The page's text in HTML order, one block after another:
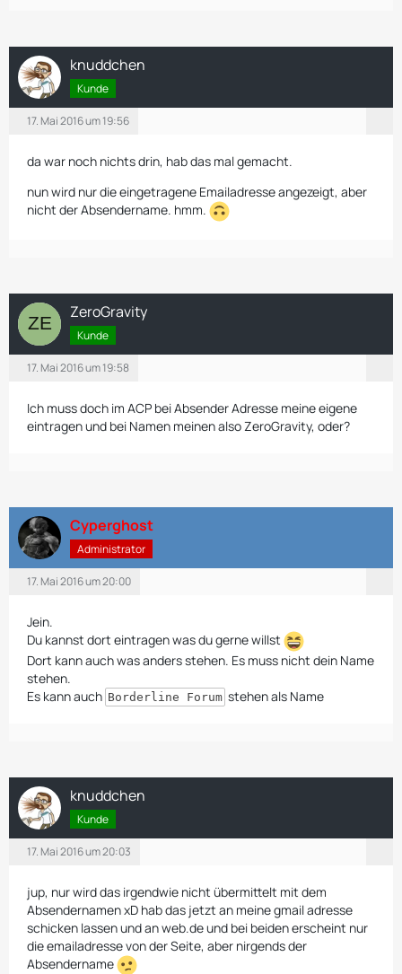
knuddchen
Kunde
17. Mai 2016 um 19:56
da war noch nichts drin, hab das mal gemacht.
nun wird nur die eingetragene Emailadresse angezeigt, aber
nicht der Absendername. hmm.
ZeroGravity
Kunde
17. Mai 2016 um 19:58
Ich muss doch im ACP bei Absender Adresse meine eigene
eintragen und bei Namen meinen also ZeroGravity, oder?
Cyperghost
Administrator
17. Mai 2016 um 20:00
Jein.
Du kannst dort eintragen was du gerne willst
Dort kann auch was anders stehen. Es muss nicht dein Name
stehen.
Es kann auch Borderline Forum stehen als Name
knuddchen
Kunde
17. Mai 2016 um 20:03
jup, nur wird das irgendwie nicht übermittelt mit dem
Absendernamen xD hab das jetzt an meine gmail adresse
schicken lassen und an web.de und bei beiden erscheint nur
die emailadresse von der Seite, aber nirgends der
Absendername